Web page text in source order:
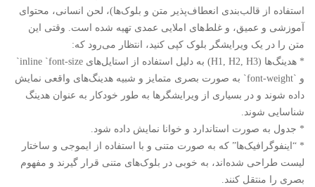
استفاده از قالب‌بندی انعطاف‌پذیر متن و بلوک‌ها)، لحن انسانی، محتوای
آموزشی و عمیق، و غلط‌های املایی عمدی تهیه شده است. وقتی این
متن را در یک ویرایشگر بلوک کپی کنید، انتظار می‌رود که:
* هدینگ‌ها (H1, H2, H3) به دلیل استفاده از استایل‌های inline `font-size`
و `font-weight` به صورت بصری متمایز و شبیه هدینگ‌های واقعی نمایش
داده شوند و در بسیاری از ویرایشگرها به طور خودکار به عنوان هدینگ
شناسایی شوند.
* جدول به صورت استاندارد و خوانا نمایش داده شود.
* “اینفوگرافیک‌ها” که به صورت متنی و با استفاده از ایموجی و ساختار
لیست طراحی شده‌اند، به خوبی در بلوک‌های متنی قرار گیرند و مفهوم
بصری را منتقل کنند.